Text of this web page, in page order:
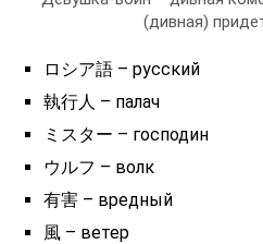
(дивная)
ロシア語 – русский
執行人 – палач
ミスター – господин
ウルフ – волк
有害 – вредный
風 – ветер